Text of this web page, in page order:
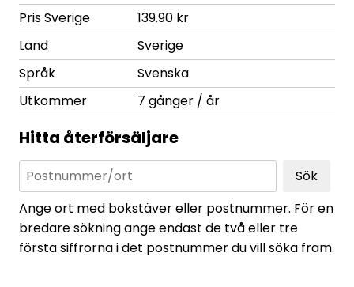
Pris Sverige
139.90 kr
Land
Sverige
Språk
Svenska
Utkommer
7 gånger / år
Hitta återförsäljare
Sök
Ange ort med bokstäver eller postnummer. För en
bredare sökning ange endast de två eller tre
första siffrorna i det postnummer du vill söka fram.